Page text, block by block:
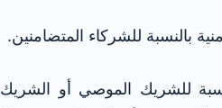
بالنسبة للشركاء المتضامنين.
للشريك الموصي أو الشريك